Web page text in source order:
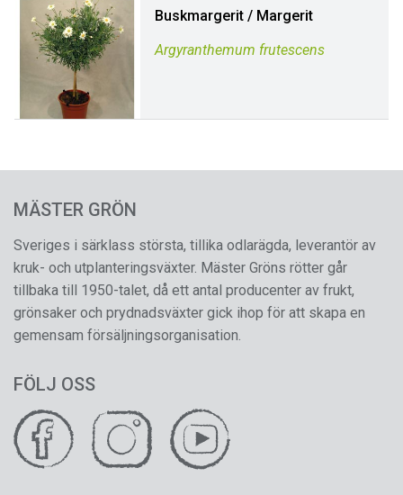
Buskmargerit / Margerit
Argyranthemum frutescens
MÄSTER GRÖN
Sveriges i särklass största, tillika odlarägda, leverantör av
kruk- och utplanteringsväxter. Mäster Gröns rötter går
tillbaka till 1950-talet, då ett antal producenter av frukt,
grönsaker och prydnadsväxter gick ihop för att skapa en
gemensam försäljningsorganisation.
FÖLJ OSS